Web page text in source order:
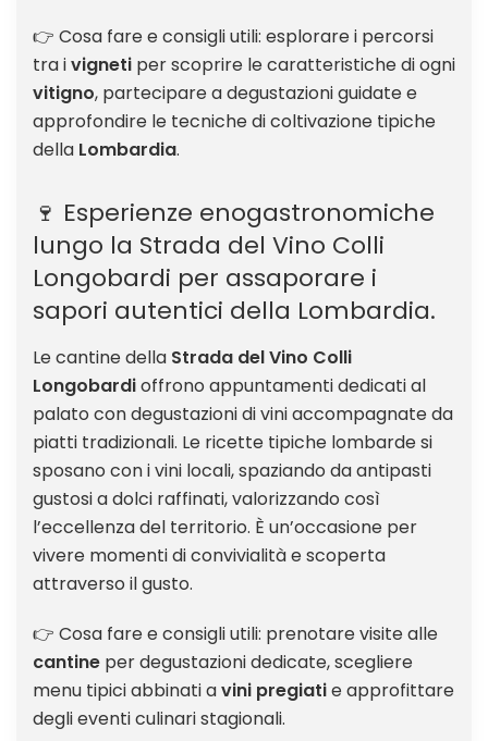
👉 Cosa fare e consigli utili: esplorare i percorsi
tra ivigneti per scoprire le caratteristiche di ogni
vitigno, partecipare a degustazioni guidate e
approfondire le tecniche di coltivazione tipiche
della Lombardia.
🍷 Esperienze enogastronomiche
lungo la Strada del Vino Colli
Longobardi per assaporare i
sapori autentici della Lombardia.
Le cantine della Strada del Vino Colli
Longobardioffrono appuntamenti dedicati al
palato con degustazioni di vini accompagnate da
piatti tradizionali. Le ricette tipiche lombarde si
sposano con i vini locali, spaziando da antipasti
gustosi a dolci raffinati, valorizzando così
l’eccellenza del territorio. È un’occasione per
vivere momenti di convivialità e scoperta
attraverso il gusto.
👉 Cosa fare e consigli utili: prenotare visite alle
cantine per degustazioni dedicate, scegliere
menu tipici abbinati avini pregiatie approfittare
degli eventi culinari stagionali.